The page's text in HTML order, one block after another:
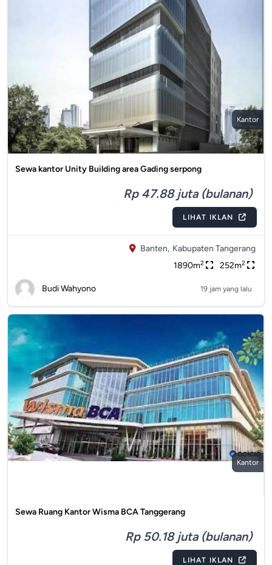
Kantor
Sewa kantor Unity Building area Gading serpong
Rp 47.88 juta (bulanan)
LIHAT IKLAN
Banten, Kabupaten Tangerang
1890m2 252m2
Budi Wahyono 19 jam yang lalu
Kantor
Sewa Ruang Kantor Wisma BCA Tanggerang
Rp 50.18 juta (bulanan)
LIHAT IKLAN